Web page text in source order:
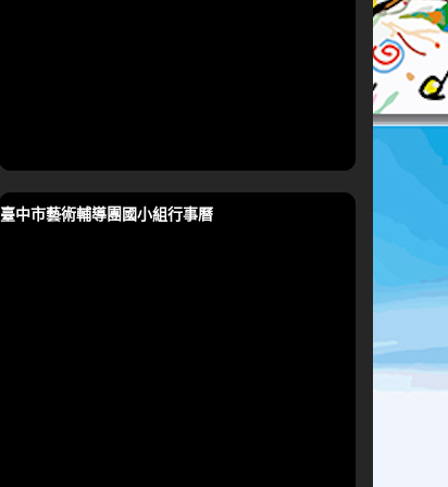
臺中市藝術輔導團國小組行事曆